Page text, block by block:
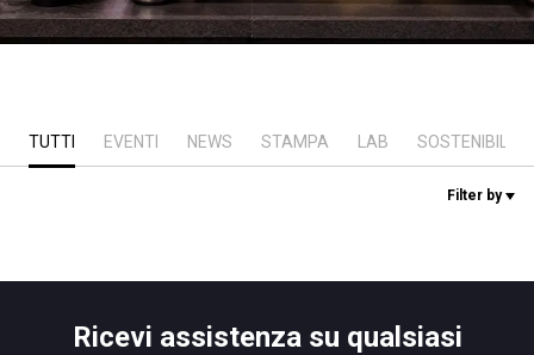
TUTTI EVENTI NEWS STAMPA LAB SOSTENIBILITÀ
Filter by
Ricevi assistenza su qualsiasi
Sostenibilità